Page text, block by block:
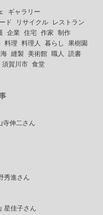
ギャラリー
ド リサイクル
レストラン
企業 住宅 作家 制作
料理 料理人 暮らし
果樹園
縫製 美術館 職人
読書
須賀川市 食堂
寺伸二さん
秀進さん
星佳子さん